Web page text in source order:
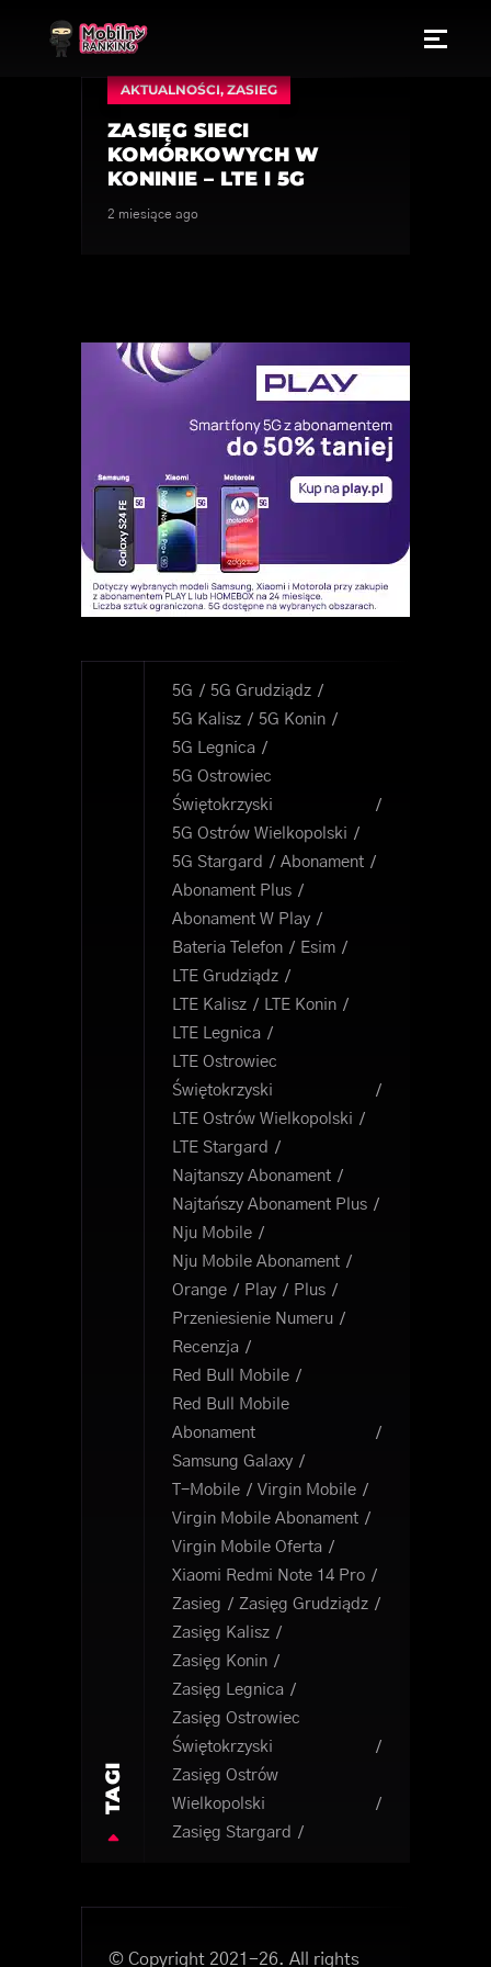
AKTUALNOŚCI,ZASIEG
ZASIĘG SIECI
KOMÓRKOWYCH W
KONINIE – LTE I 5G
2 miesiące ago
TAGI
5G
5G Grudziądz
5G Kalisz
5G Konin
5G Legnica
5G Ostrowiec
Świętokrzyski
5G Ostrów Wielkopolski
5G Stargard
Abonament
Abonament Plus
Abonament W Play
Bateria Telefon
Esim
LTE Grudziądz
LTE Kalisz
LTE Konin
LTE Legnica
LTE Ostrowiec
Świętokrzyski
LTE Ostrów Wielkopolski
LTE Stargard
Najtanszy Abonament
Najtańszy Abonament Plus
Nju Mobile
Nju Mobile Abonament
Orange
Play
Plus
Przeniesienie Numeru
Recenzja
Red Bull Mobile
Red Bull Mobile
Abonament
Samsung Galaxy
T-Mobile
Virgin Mobile
Virgin Mobile Abonament
Virgin Mobile Oferta
Xiaomi Redmi Note 14 Pro
Zasieg
Zasięg Grudziądz
Zasięg Kalisz
Zasięg Konin
Zasięg Legnica
Zasięg Ostrowiec
Świętokrzyski
Zasięg Ostrów
Wielkopolski
Zasięg Stargard
© Copyright 2021-26. All rights